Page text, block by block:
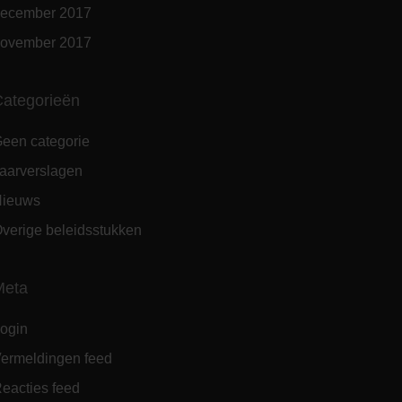
2017
2017
categorie
beleidsstukken
Login
feed
feed